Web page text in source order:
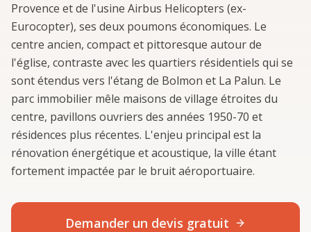
Provence et de l'usine Airbus Helicopters (ex-
Eurocopter), ses deux poumons économiques. Le
centre ancien, compact et pittoresque autour de
l'église, contraste avec les quartiers résidentiels qui se
sont étendus vers l'étang de Bolmon et La Palun. Le
parc immobilier mêle maisons de village étroites du
centre, pavillons ouvriers des années 1950-70 et
résidences plus récentes. L'enjeu principal est la
rénovation énergétique et acoustique, la ville étant
fortement impactée par le bruit aéroportuaire.
Demander un devis gratuit